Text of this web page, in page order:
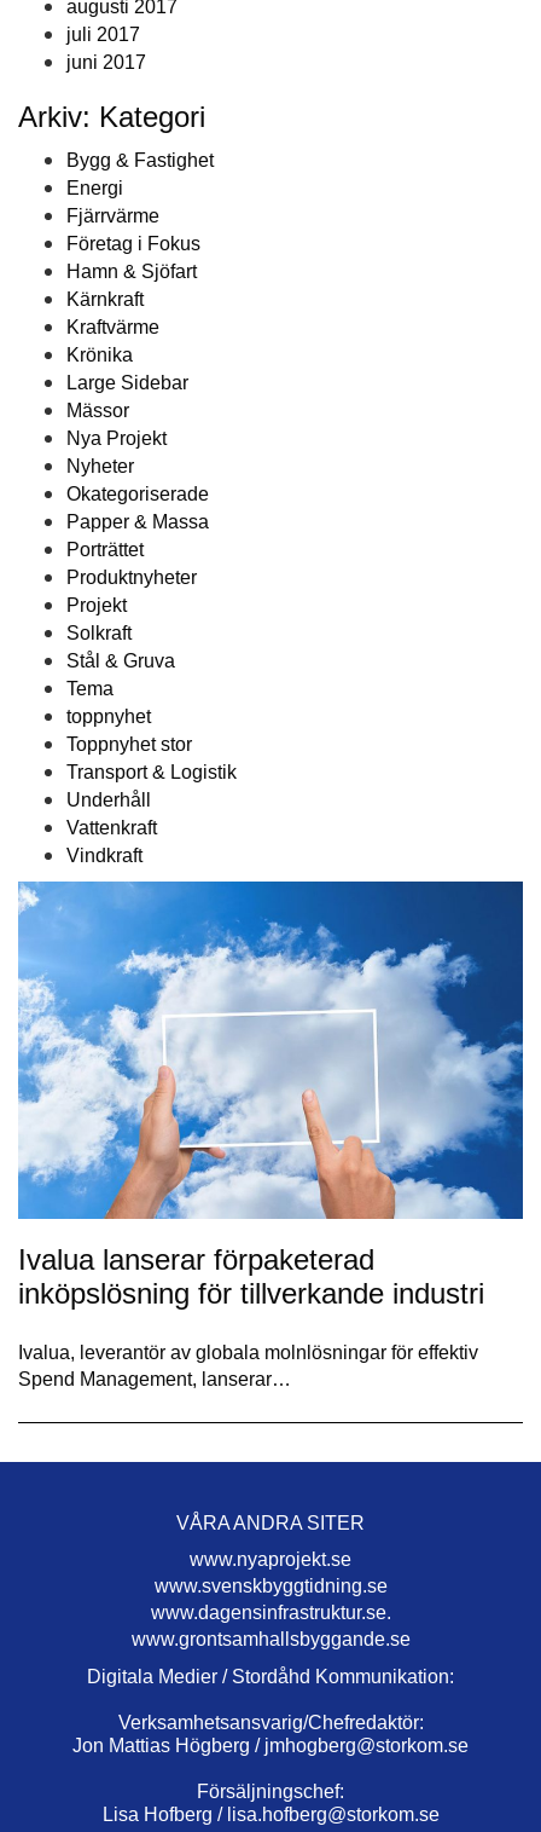
augusti 2017
juli 2017
juni 2017
Arkiv: Kategori
Bygg & Fastighet
Energi
Fjärrvärme
Företag i Fokus
Hamn & Sjöfart
Kärnkraft
Kraftvärme
Krönika
Large Sidebar
Mässor
Nya Projekt
Nyheter
Okategoriserade
Papper & Massa
Porträttet
Produktnyheter
Projekt
Solkraft
Stål & Gruva
Tema
toppnyhet
Toppnyhet stor
Transport & Logistik
Underhåll
Vattenkraft
Vindkraft
Ivalua lanserar förpaketerad
inköpslösning för tillverkande industri
Ivalua, leverantör av globala molnlösningar för effektiv
Spend Management, lanserar…
VÅRA ANDRA SITER
www.nyaprojekt.se
www.svenskbyggtidning.se
www.dagensinfrastruktur.se.
www.grontsamhallsbyggande.se
Digitala Medier / Stordåhd Kommunikation:
Verksamhetsansvarig/Chefredaktör:
Jon Mattias Högberg / jmhogberg@storkom.se
Försäljningschef:
Lisa Hofberg / lisa.hofberg@storkom.se